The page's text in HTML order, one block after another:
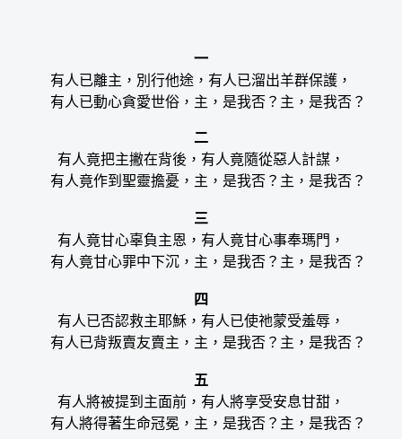
一
有人已離主，別行他途，有人已溜出羊群保護，
有人已動心貪愛世俗，主，是我否？主，是我否？
二
有人竟把主撇在背後，有人竟隨從惡人計謀，
有人竟作到聖靈擔憂，主，是我否？主，是我否？
三
有人竟甘心辜負主恩，有人竟甘心事奉瑪門，
有人竟甘心罪中下沉，主，是我否？主，是我否？
四
有人已否認救主耶穌，有人已使祂蒙受羞辱，
有人已背叛賣友賣主，主，是我否？主，是我否？
五
有人將被提到主面前，有人將享受安息甘甜，
有人將得著生命冠冕，主，是我否？主，是我否？